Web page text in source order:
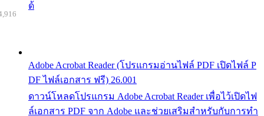
ด้
Adobe Acrobat Reader (โปรแกรมอ่านไฟล์ PDF เปิดไฟล์ P
DF ไฟล์เอกสาร ฟรี) 26.001
ดาวน์โหลดโปรแกรม Adobe Acrobat Reader เพื่อไว้เปิดไฟ
ล์เอกสาร PDF จาก Adobe และช่วยเสริมสำหรับกับการทำ